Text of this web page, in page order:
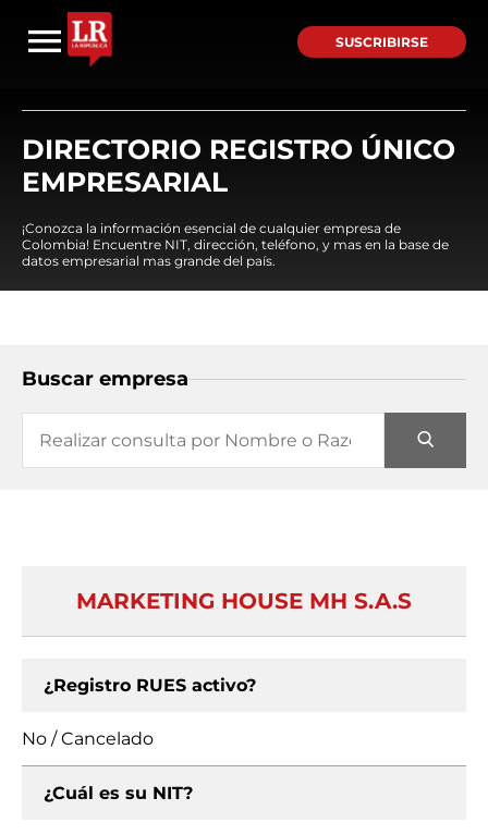
SUSCRIBIRSE
DIRECTORIO REGISTRO ÚNICO
EMPRESARIAL
¡Conozca la información esencial de cualquier empresa de
Colombia! Encuentre NIT, dirección, teléfono, y mas en la base de
datos empresarial mas grande del país.
Buscar empresa
MARKETING HOUSE MH S.A.S
¿Registro RUES activo?
No / Cancelado
¿Cuál es su NIT?